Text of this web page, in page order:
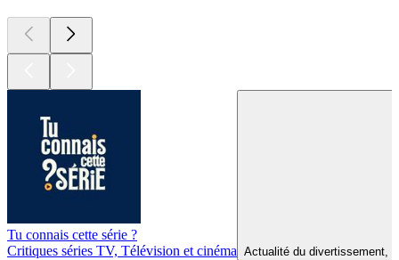
Tu connais cette série ?
Critiques séries TV, Télévision et cinéma Actualité du divertissement,